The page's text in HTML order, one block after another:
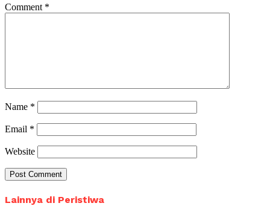
Comment *
Name *
Email *
Website
Lainnya di Peristiwa